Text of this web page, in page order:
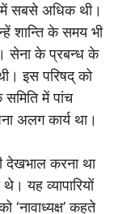
में सबसे अधिक थी।
शान्ति के समय भी
सेना के प्रबन्ध के
इस परिषद् को
में पांच
अलग कार्य था।
देखभाल करना था
यह व्यापारियों
कहते